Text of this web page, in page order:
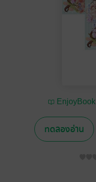
EnjoyBook
ทดลองอ่าน